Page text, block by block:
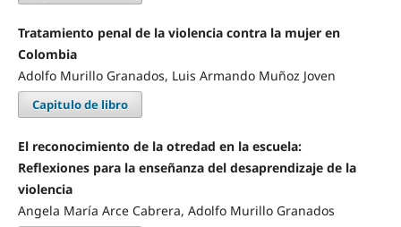
Tratamiento penal de la violencia contra la mujer en
Colombia
Adolfo Murillo Granados, Luis Armando Muñoz Joven
Capitulo de libro
El reconocimiento de la otredad en la escuela:
Reflexiones para la enseñanza del desaprendizaje de la
violencia
Angela María Arce Cabrera, Adolfo Murillo Granados